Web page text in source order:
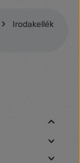
Irodakellék